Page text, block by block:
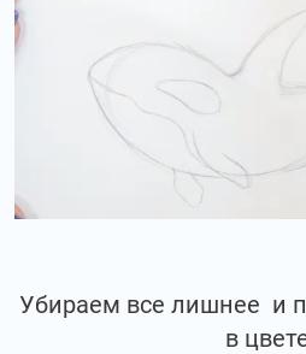
Убираем все лишнее и
в